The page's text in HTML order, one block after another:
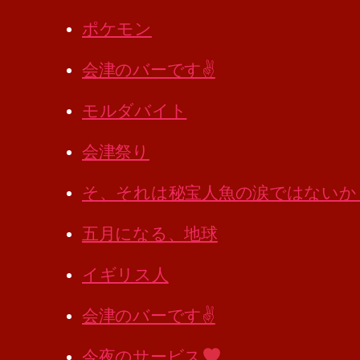
ポケモン
会津のバーです✌️
モルダバイト
会津祭り
そ、それは秘宝人魚の涙ではないか
五月になる、地球
イギリス人
会津のバーです✌️
今夜のサービス